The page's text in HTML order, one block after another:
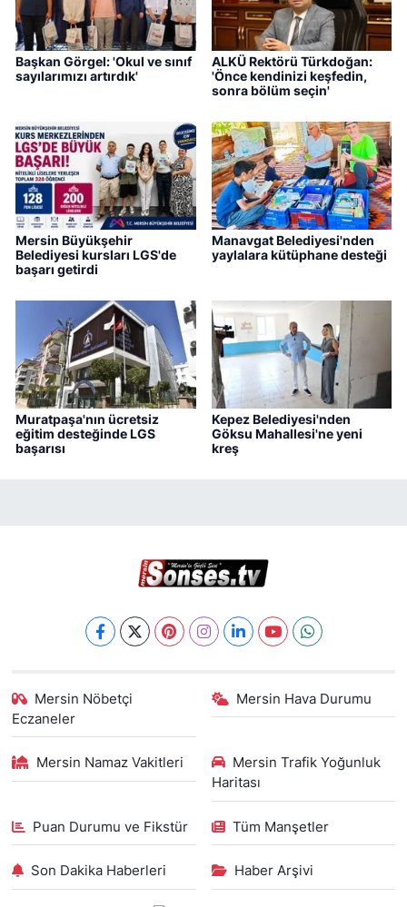
Başkan Görgel: 'Okul ve sınıf
sayılarımızı artırdık'
ALKÜ Rektörü Türkdoğan:
'Önce kendinizi keşfedin,
sonra bölüm seçin'
Mersin Büyükşehir
Belediyesi kursları LGS'de
başarı getirdi
Manavgat Belediyesi'nden
yaylalara kütüphane desteği
Muratpaşa'nın ücretsiz
eğitim desteğinde LGS
başarısı
Kepez Belediyesi'nden
Göksu Mahallesi'ne yeni
kreş
Mersin Nöbetçi
Eczaneler
Mersin Hava Durumu
Mersin Namaz Vakitleri
Mersin Trafik Yoğunluk
Haritası
Puan Durumu ve Fikstür Tüm Manşetler
Son Dakika Haberleri Haber Arşivi